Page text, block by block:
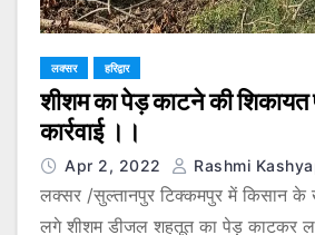
लक्सर हरिद्वार
शीशम का पेड़ काटने की शिकायत
कार्रवाई ।।
Apr 2, 2022 Rashmi
लक्सर /सुल्तानपुर टिक्कमपुर में किसान
लगे शीशम डीजल शहतूत का पेड़ काटकर